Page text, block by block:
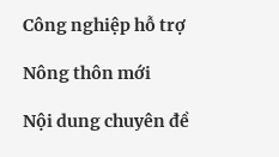
Công nghiệp hỗ trợ
Nông thôn mới
Nội dung chuyên đề